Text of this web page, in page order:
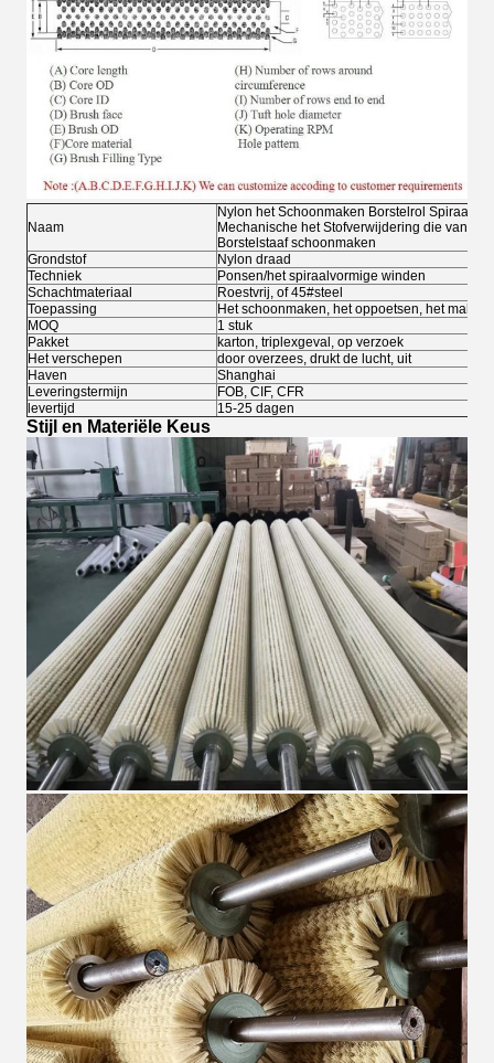
Naam
Nylon het Schoonmaken Borstelrol
Mechanische het Stofverwijdering die van de
Borstelstaaf schoonmaken
Grondstof
Nylon draad
Techniek
Ponsen/het spiraalvormige winden
Schachtmateriaal
Roestvrij, of 45#steel
Toepassing
Het schoonmaken, het oppoetsen, het malen,
MOQ
1 stuk
Pakket
karton, triplexgeval, op verzoek
Het verschepen
door overzees, drukt de lucht, uit
Haven
Shanghai
Leveringstermijn
FOB, CIF, CFR
levertijd
15-25 dagen
Stijl en Materiële Keus